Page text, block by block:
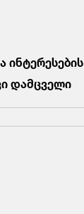
დამცველი